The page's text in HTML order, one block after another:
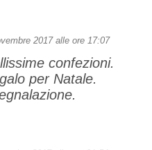
2017 alle ore 17:07
confezioni.
per Natale.